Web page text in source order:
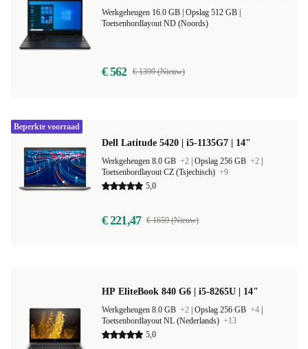
Toetsenbordlayout ND (Noords)
€ 562 € 1399 (Nieuw)
Dell Latitude 5420 | i5-1135G7 | 14"
Werkgeheugen 8.0 GB +2 Opslag 256 GB +2
Toetsenbordlayout CZ (Tsjechisch) +9
5,0
€ 221,47 € 1659 (Nieuw)
Beperkte voorraad
HP EliteBook 840 G6 | i5-8265U | 14"
Werkgeheugen 8.0 GB +2 Opslag 256 GB +4
Toetsenbordlayout NL (Nederlands) +13
5,0